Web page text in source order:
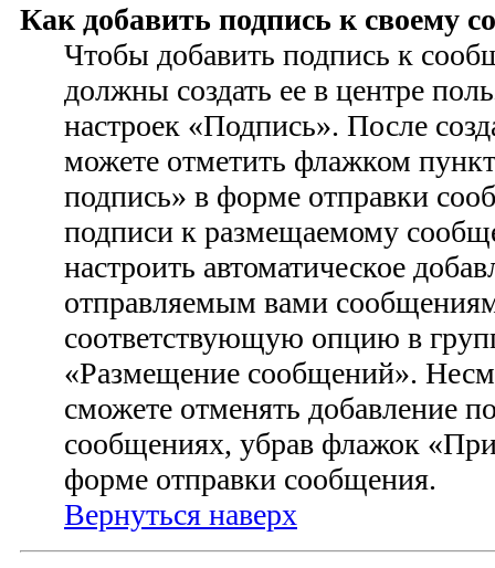
Как добавить подпись к своему
Чтобы добавить подпись к
должны создать ее в центре
настроек «Подпись». После
можете отметить флажком
подпись» в форме отправки
подписи к размещаемому
настроить автоматическое
отправляемым вами
соответствующую опцию в
«Размещение сообщений».
сможете отменять добавление
сообщениях, убрав флажок
форме отправки сообщения.
Вернуться наверх